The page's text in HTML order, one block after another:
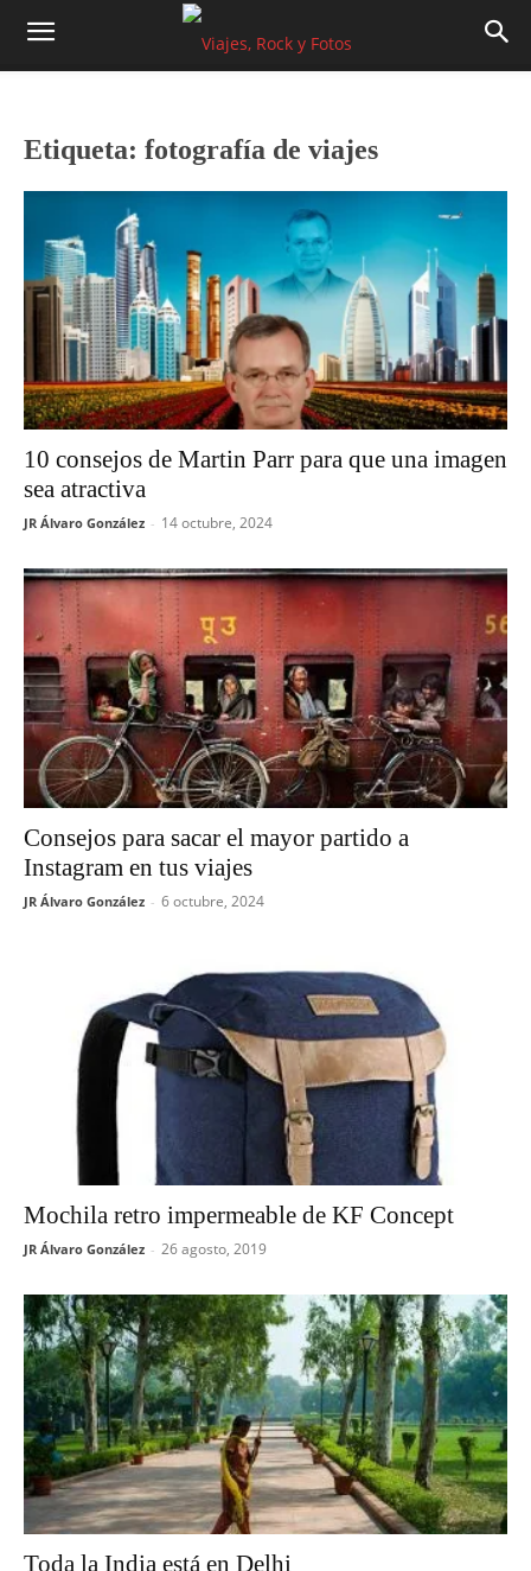
Etiqueta: fotografía de viajes
10 consejos de Martin Parr para que una imagen
sea atractiva
JR Álvaro González - 14 octubre, 2024
Consejos para sacar el mayor partido a
Instagram en tus viajes
JR Álvaro González - 6 octubre, 2024
Mochila retro impermeable de KF Concept
JR Álvaro González - 26 agosto, 2019
Toda la India está en Delhi